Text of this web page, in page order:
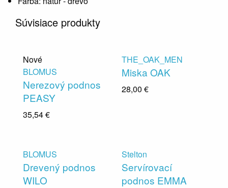
Súvisiace produkty
Nové
BLOMUS
Nerezový podnos
PEASY
35,54 €
THE_OAK_MEN
Miska OAK
28,00 €
BLOMUS
Drevený podnos
WILO
Stelton
Servírovací
podnos EMMA